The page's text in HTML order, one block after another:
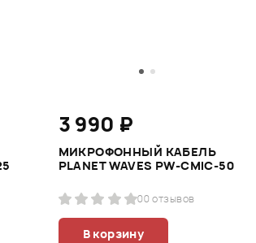
3 990 ₽
МИКРОФОННЫЙ КАБЕЛЬ
PLANET WAVES PW-CMIC-50
00 отзывов
В корзину